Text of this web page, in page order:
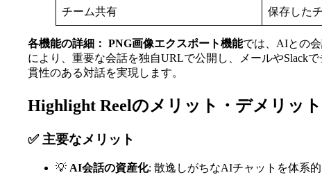
チーム共有 保存した
各機能の詳細： PNG画像エクスポート機能では、AIとの
により、重要な会話を独自URLで公開し、メールやSlack
貫性のある対話を実現します。
Highlight Reelのメリット・デメリット
✅ 主要なメリット
💡 AI会話の資産化: 散逸しがちなAIチャットを体系